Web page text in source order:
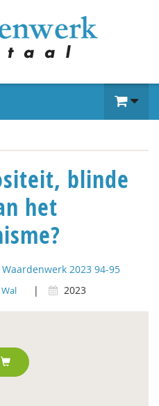
blinde
het
Waardenwerk 2023 94-95
| 2023